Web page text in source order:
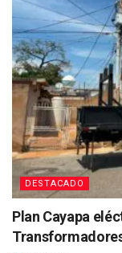
DESTACADO
Plan Cayapa